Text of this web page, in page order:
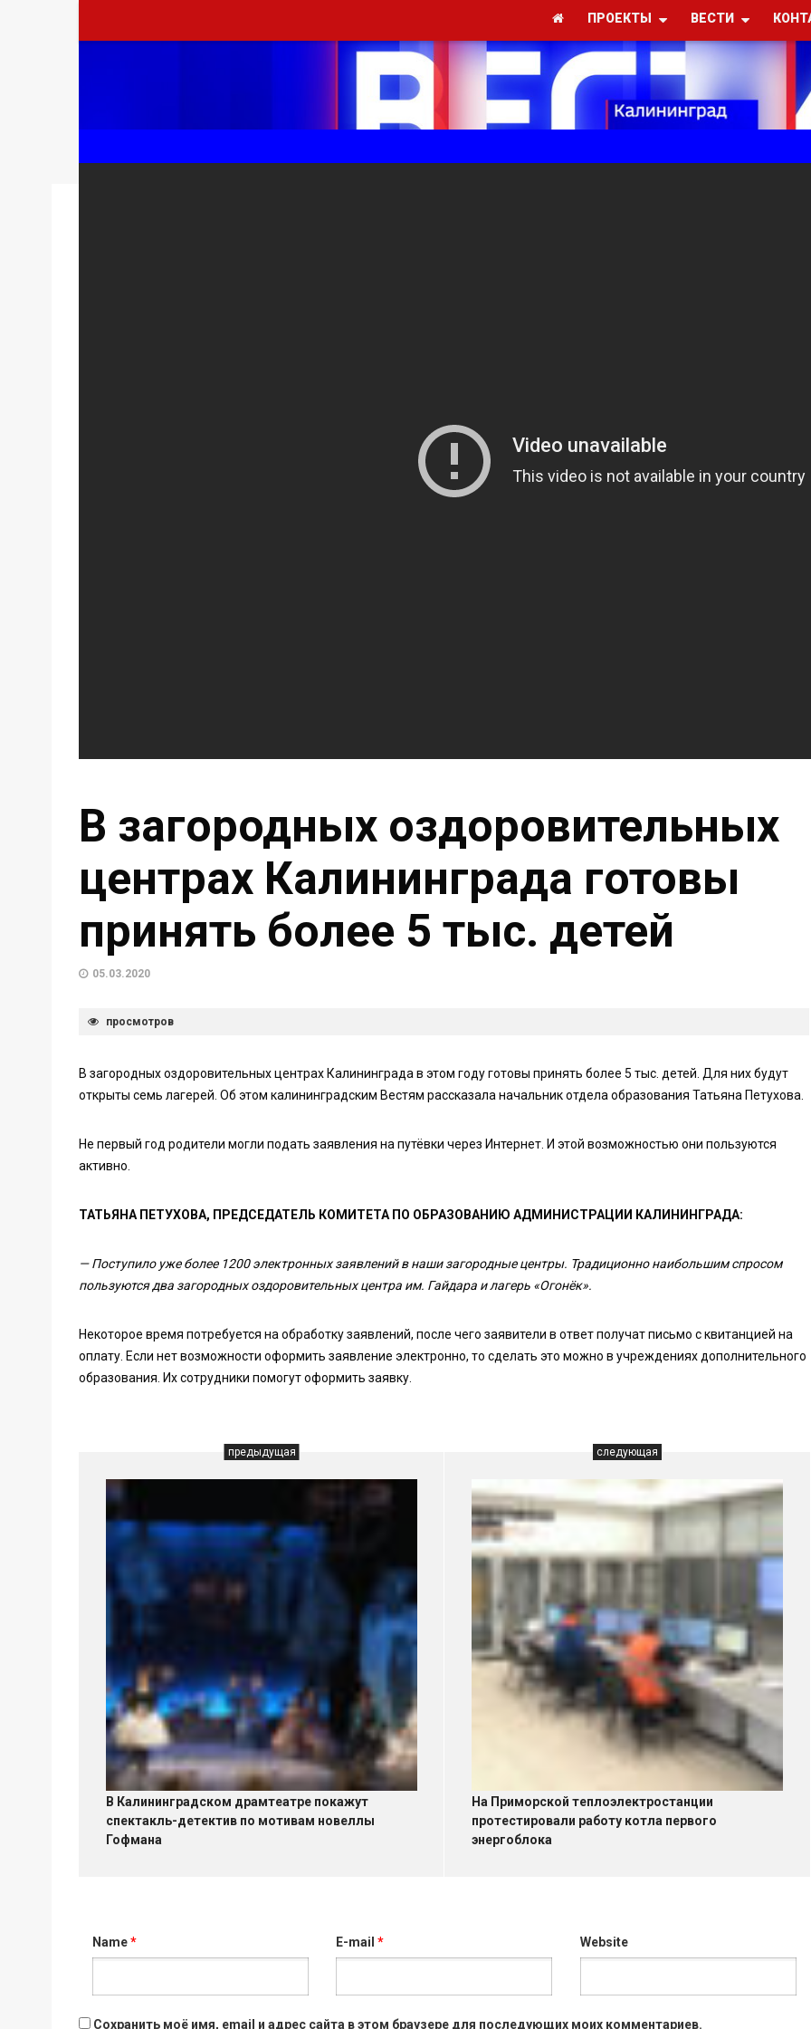
ПРОЕКТЫ ВЕСТИ
В загородных оздоровительных
центрах Калининграда готовы
принять более 5 тыс. детей
05.03.2020
просмотров
В загородных оздоровительных центрах Калининграда в этом году готовы принять более 5 тыс. детей. Для них будут
открыты семь лагерей. Об этом калининградским Вестям рассказала начальник отдела образования Татьяна Петухова.
Не первый год родители могли подать заявления на путёвки через Интернет. И этой возможностью они пользуются
активно.
ТАТЬЯНА ПЕТУХОВА, ПРЕДСЕДАТЕЛЬ КОМИТЕТА ПО ОБРАЗОВАНИЮ АДМИНИСТРАЦИИ КАЛИНИНГРАДА:
— Поступило уже более 1200 электронных заявлений в наши загородные центры. Традиционно наибольшим спросом
пользуются два загородных оздоровительных центра им. Гайдара и лагерь «Огонёк».
Некоторое время потребуется на обработку заявлений, после чего заявители в ответ получат письмо с квитанцией на
оплату. Если нет возможности оформить заявление электронно, то сделать это можно в учреждениях дополнительного
образования. Их сотрудники помогут оформить заявку.
предыдущая
В Калининградском драмтеатре покажут
спектакль-детектив по мотивам новеллы
Гофмана
следующая
На Приморской теплоэлектростанции
протестировали работу котла первого
энергоблока
Name* E-mail* Website
Сохранить моё имя, email и адрес сайта в этом браузере для последующих моих комментариев.